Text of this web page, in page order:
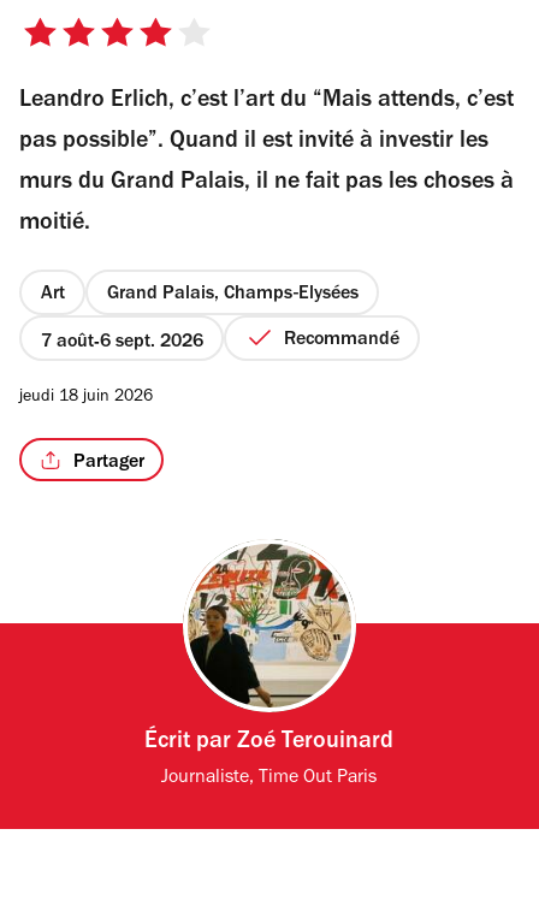
4
5
étoiles
Leandro Erlich, c’est l’art du “Mais attends, c’est
pas possible”. Quand il est invité à investir les
murs du Grand Palais, il ne fait pas les choses à
moitié.
Art Grand Palais, Champs-Elysées
7 août 6 sept. 2026 Recommandé
jeudi 18 juin 2026
Partager
Écrit parZoé Terouinard
Journaliste, Time Out Paris